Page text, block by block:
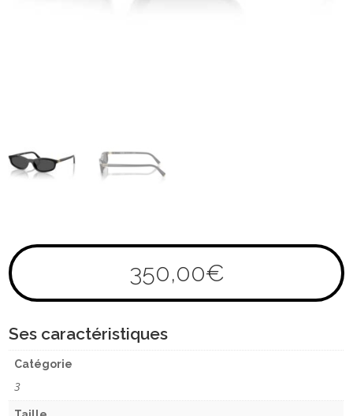
350,00€
Ses caractéristiques
Catégorie
3